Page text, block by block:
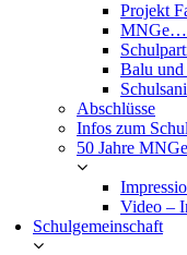
Projekt
Balu
Abschlüsse
Infos zum
50 Jahre MNGe
Video –
Schulgemeinschaft